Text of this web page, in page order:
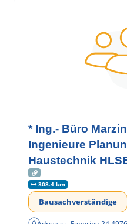
* Ing.- Büro
Ingenieure
Haustechnik
308.4 km
Bausachverständige